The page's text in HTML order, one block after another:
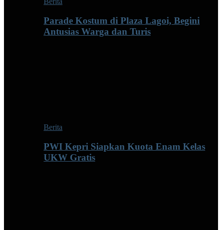
Parade Kostum di Plaza Lagoi, Begini
Antusias Warga dan Turis
Berita
PWI Kepri Siapkan Kuota Enam Kelas
UKW Gratis